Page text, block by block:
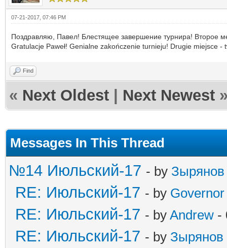
07-21-2017, 07:46 PM
Поздравляю, Павел! Блестящее завершение турнира! Второе
Gratulacje Paweł! Genialne zakończenie turnieju! Drugie miejsce -
Find
« Next Oldest Next Newest
Messages In This Thread
№14 Июльский-17 - by Зырянов
RE: Июльский-17 - by Governor
RE: Июльский-17 - by Andrew -
RE: Июльский-17 - by Зырянов